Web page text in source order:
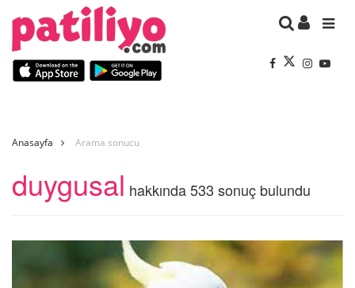
Anasayfa Arama sonucu
duygusal hakkında 533 sonuç bulundu